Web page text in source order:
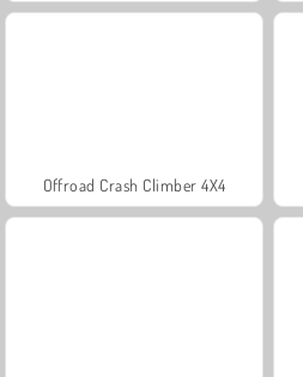
Offroad Crash Climber 4X4